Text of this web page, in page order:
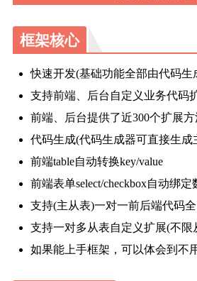
框架核心
快速开发(基础功能全部由代码生
支持前端、后台自定义业务代码
前端、后台提供了近300个扩展
代码生成(代码生成器可直接生
前端table自动转换key/value
前端表单select/checkbox自动绑
支持(主从表)一对一前后端代码
支持一对多从表自定义扩展(不
如果能上手框架，可以体会到不